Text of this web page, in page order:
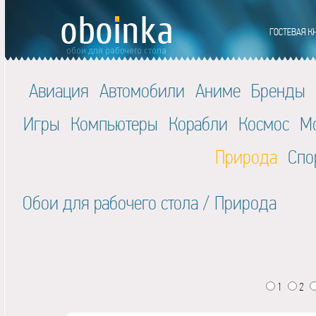
Авиация Автомобили Аниме Бренды
Игры Компьютеры Корабли Космос
Природа
Обои для рабочего стола / Природа
1 2